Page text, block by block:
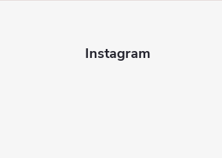
Instagram